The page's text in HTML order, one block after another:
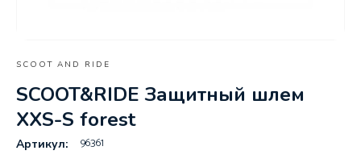
SCOOT AND RIDE
SCOOT&RIDE Защитный шлем
XXS-S forest
Артикул: 96361